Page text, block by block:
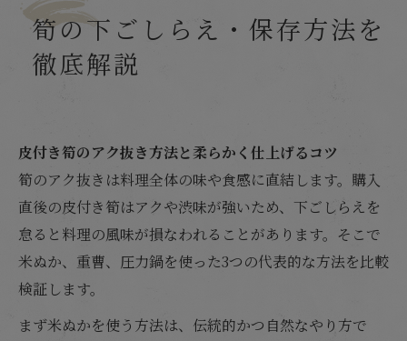
筍の下ごしらえ・保存方法を
徹底解説
皮付き筍のアク抜き方法と柔らかく仕上げるコツ
筍のアク抜きは料理全体の味や食感に直結します。購入
直後の皮付き筍はアクや渋味が強いため、下ごしらえを
怠ると料理の風味が損なわれることがあります。そこで
米ぬか、重曹、圧力鍋を使った3つの代表的な方法を比較
検証します。
まず米ぬかを使う方法は、伝統的かつ自然なやり方で